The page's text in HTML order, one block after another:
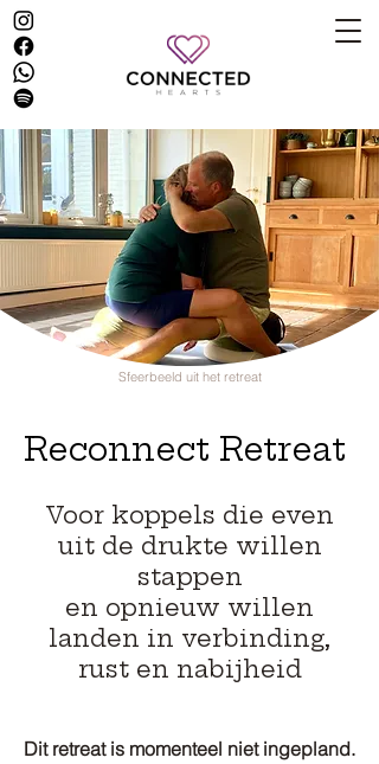
Sfeerbeeld uit het retreat
Reconnect Retreat
Voor koppels die even
uit de drukte willen
stappen
en opnieuw willen
landen in verbinding,
rust en nabijheid
Dit retreat is momenteel niet ingepland.